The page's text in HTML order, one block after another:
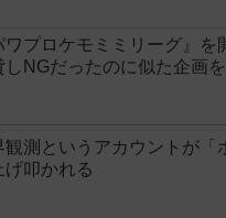
プロケモミミリーグ』
NGだったのに似た企画
測というアカウントが「
叩かれる